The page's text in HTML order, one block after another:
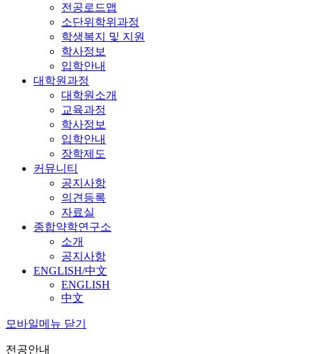
전공로드맵
소단위학위과정
학생복지 및 지원
학사정보
입학안내
대학원과정
대학원소개
교육과정
학사정보
입학안내
장학제도
커뮤니티
공지사항
의견등록
자료실
종합약학연구소
소개
공지사항
ENGLISH/中文
ENGLISH
中文
모바일메뉴 닫기
전공안내